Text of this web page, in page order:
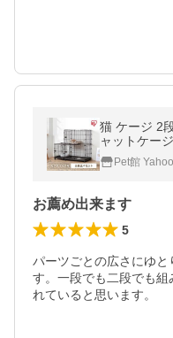
猫 ケージ 2段 大型 ケージ飼い おしゃれ キ
ャットケー
マ コンビネ
猫用 新生活
Pet館
お薦め出来ます
5
パーツごとの広さにゆと
す。一段でも二段でも
れていると思います。